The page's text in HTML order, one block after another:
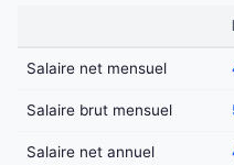
Salaire net mensuel
Salaire brut mensuel
Salaire net annuel